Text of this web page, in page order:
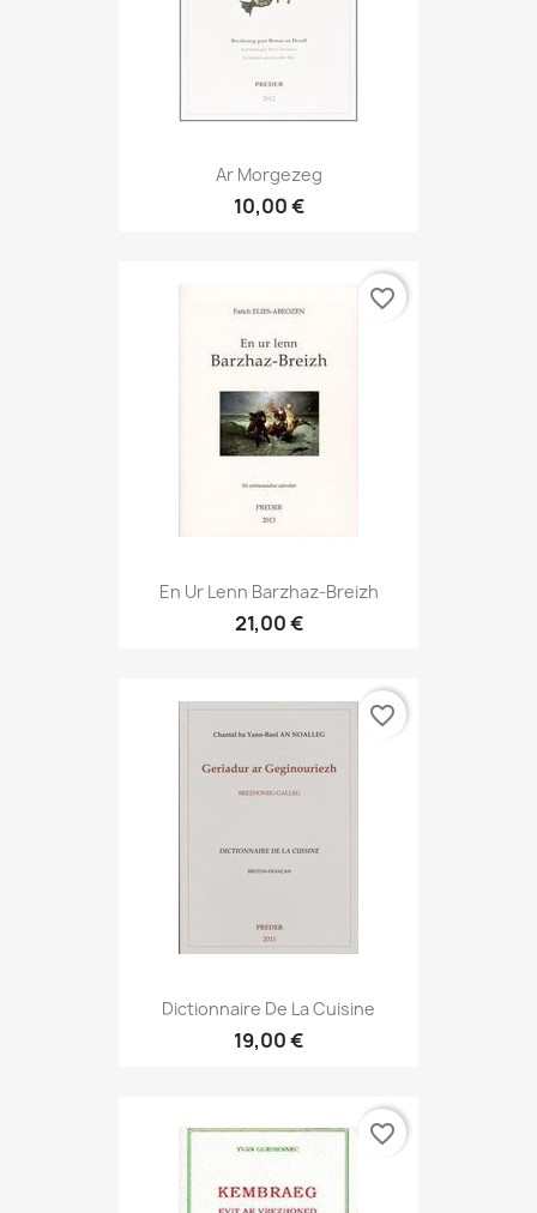
Ar Morgezeg
10,00 €
En Ur Lenn Barzhaz-Breizh
21,00 €
favorite_border
Dictionnaire De La Cuisine
19,00 €
favorite_border
favorite_border